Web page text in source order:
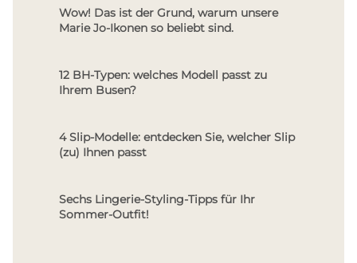
Wow! Das ist der Grund, warum unsere
Marie Jo-Ikonen so beliebt sind.
12 BH-Typen: welches Modell passt zu
Ihrem Busen?
4 Slip-Modelle: entdecken Sie, welcher Slip
(zu) Ihnen passt
Sechs Lingerie-Styling-Tipps für Ihr
Sommer-Outfit!